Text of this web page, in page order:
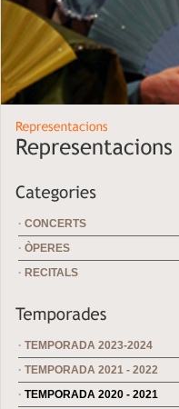
· CONCERTS
· ÒPERES
· RECITALS
· TEMPORADA 2023-2024
· TEMPORADA 2021 - 2022
· TEMPORADA 2020 - 2021